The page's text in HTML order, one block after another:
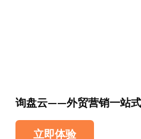
询盘云——外贸营销一站
立即体验